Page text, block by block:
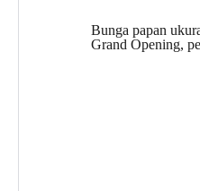
Bunga papan
Grand Opening,